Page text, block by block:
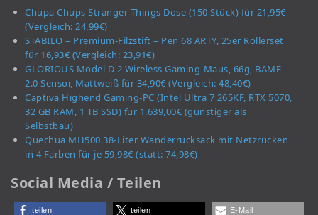
Chupa Chups Stranger Things Dose (150 Stück) für 21,95€
(Vergleich: 24,99€)
STABILO – Premium-Filzstift – Pen 68 ARTY, 25er Rollerset
für 16,93€ (Vergleich: 23,91€)
GLORIOUS Model D 2 Wireless Gaming-Maus, 66g, BAMF
2.0 Sensor, Mattweiß für 34,90€ (Vergleich: 48,40€)
Captiva Highend Gaming-PC (Intel Ultra 7 265KF, RTX 5070,
32 GB RAM, 1 TB SSD) für 1.639,00€ (günstiger als
Selbstbau)
Quechua MH500 38-Liter Wanderrucksack mit Netzrücken
in 4 Farben für je 59,98€ (statt: 74,98€)
Social Media / Teilen
teilen teilen E-Mail